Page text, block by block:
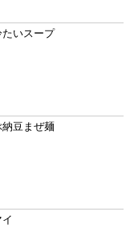
いスープ
豆まぜ麺